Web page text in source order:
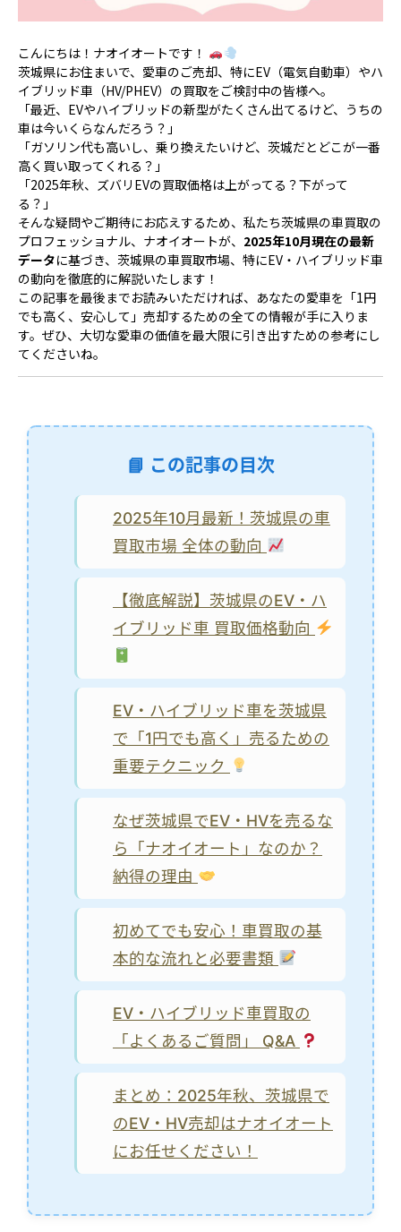
こんにちは！ナオイオートです！
茨城県にお住まいで、愛車のご売却、特にEV（電気自動車）やハ
イブリッド車（HV/PHEV）の買取をご検討中の皆様へ。
「最近、EVやハイブリッドの新型がたくさん出てるけど、うちの
車は今いくらなんだろう？」
「ガソリン代も高いし、乗り換えたいけど、茨城だとどこが一番
高く買い取ってくれる？」
「2025年秋、ズバリEVの買取価格は上がってる？下がって
る？」
そんな疑問やご期待にお応えするため、私たち茨城県の車買取の
プロフェッショナル、ナオイオートが、 2025年10月現在の最新
データに基づき、茨城県の車買取市場、特にEV・ハイブリッド車
の動向を徹底的に解説いたします！
この記事を最後までお読みいただければ、あなたの愛車を「1円
でも高く、安心して」売却するための全ての情報が手に入りま
す。ぜひ、大切な愛車の価値を最大限に引き出すための参考にし
てくださいね。
この記事の目次
2025年10月最新！茨城県の車
買取市場 全体の動向
【徹底解説】茨城県のEV・ハ
イブリッド車 買取価格動向
EV・ハイブリッド車を茨城県
で「1円でも高く」売るための
重要テクニック
なぜ茨城県でEV・HVを売るな
ら「ナオイオート」なのか？
納得の理由
初めてでも安心！車買取の基
本的な流れと必要書類
EV・ハイブリッド車買取の
「よくあるご質問」 Q&A
まとめ：2025年秋、茨城県で
のEV・HV売却はナオイオート
にお任せください！